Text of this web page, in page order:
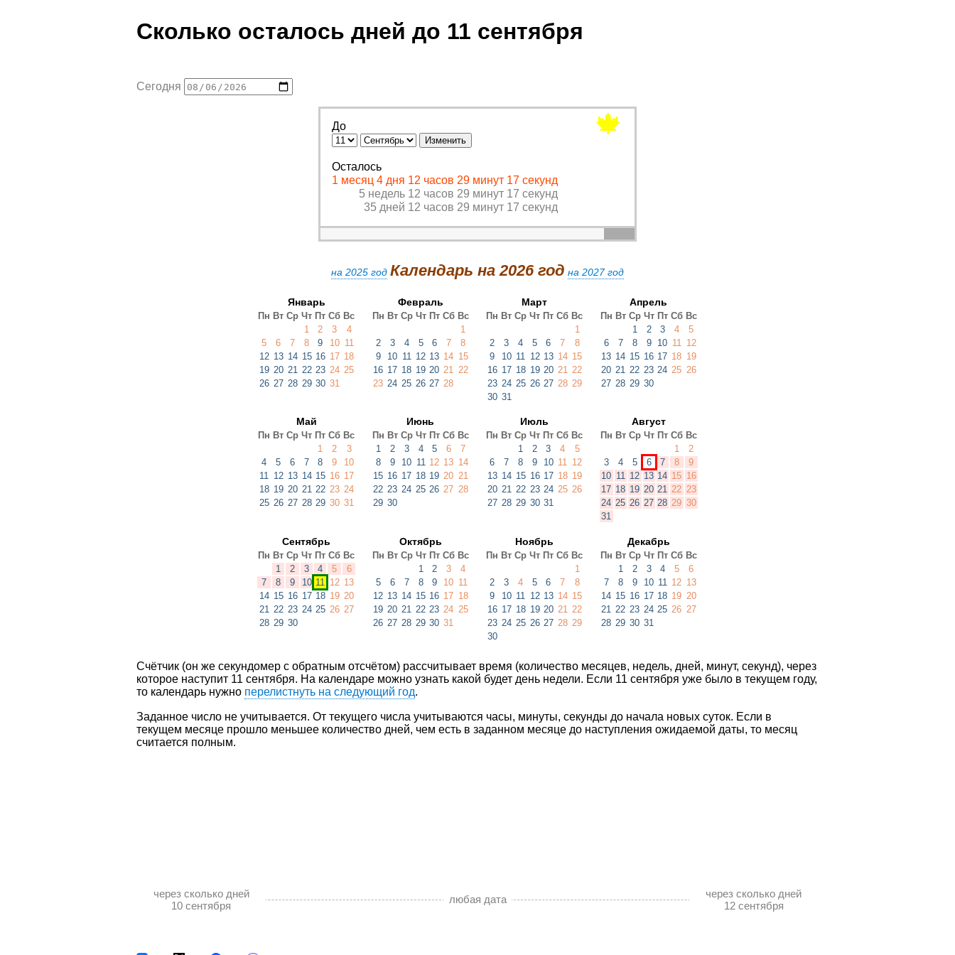
Сколько осталось дней до 11 сентября
Сегодня
До
Осталось
1 месяц 4 дня 12 часов 29 минут 17 секунд
5 недель 12 часов 29 минут 17 секунд
35 дней 12 часов 29 минут 17 секунд
🍁
на 2025 год Календарь на 2026 год на 2027 год
Январь
Пн Вт Ср Чт Пт Сб Вс
1
2 3
4
5
6 7 8 9 10 11
12 13 14 15 16 17 18
19 20 21 22 23 24 25
26 27 28 29 30 31
Февраль
Пн Вт Ср Чт Пт Сб Вс
1
2
3 4 5 6 7
8
9
10 11 12 13 14 15
16 17 18 19 20 21 22
23 24 25 26 27 28
Март
Пн Вт Ср Чт Пт Сб Вс
1
2
3 4 5 6 7
8
9
10 11 12 13 14 15
16 17 18 19 20 21 22
23 24 25 26 27 28 29
30 31
Апрель
Пн Вт Ср Чт Пт Сб Вс
1
2 3 4
5
6
7 8 9 10 11 12
13 14 15 16 17 18 19
20 21 22 23 24 25 26
27 28 29 30
Май
Пн Вт Ср Чт Пт Сб Вс
1
2
3
4
5 6 7 8 9
10
11 12 13 14 15 16 17
18 19 20 21 22 23 24
25 26 27 28 29 30 31
Июнь
Пн Вт Ср Чт Пт Сб Вс
1
2 3 4 5 6
7
8
9 10 11 12 13 14
15 16 17 18 19 20 21
22 23 24 25 26 27 28
29 30
Июль
Пн Вт Ср Чт Пт Сб Вс
1
2 3 4
5
6
7 8 9 10 11 12
13 14 15 16 17 18 19
20 21 22 23 24 25 26
27 28 29 30 31
Август
Пн Вт Ср Чт Пт Сб Вс
1
2
3
4 5 6 7 8
9
10 11 12 13 14 15 16
17 18 19 20 21 22 23
24 25 26 27 28 29 30
31
Сентябрь
Пн Вт Ср Чт Пт Сб Вс
1
2 3 4 5
6
7
8 9 10 11 12 13
14 15 16 17 18 19 20
21
22 23 24 25 26 27
28 29 30
Октябрь
Пн Вт Ср Чт Пт Сб Вс
1
2 3
4
5
6 7 8 9 10 11
12 13 14 15 16 17 18
19 20 21 22 23 24 25
26 27 28 29 30 31
Ноябрь
Пн Вт Ср Чт Пт Сб Вс
1
2
3 4 5 6 7
8
9
10 11 12 13 14 15
16 17 18 19 20 21
22
23 24 25 26 27 28 29
30
Декабрь
Пн Вт Ср Чт Пт Сб Вс
1
2 3 4 5
6
7
8 9 10 11 12 13
14 15 16 17 18 19 20
21
22 23 24 25 26 27
28 29 30 31
Счётчик (он же секундомер с обратным отсчётом) рассчитывает время (количество месяцев, недель, дней, минут, секунд), через
которое наступит 11 сентября. На календаре можно узнать какой будет день недели. Если 11 сентября уже было в текущем году,
то календарь нужно перелистнуть на следующий год.
Заданное число не учитывается. От текущего числа учитываются часы, минуты, секунды до начала новых суток. Если в
текущем месяце прошло меньшее количество дней, чем есть в заданном месяце до наступления ожидаемой даты, то месяц
считается полным.
через сколько дней
10 сентября
любая дата
через сколько дней
12 сентября